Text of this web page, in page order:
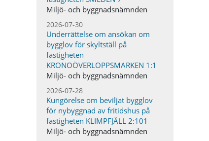
Miljö- och byggnadsnämnden
2026-07-30
Underrättelse om ansökan om
bygglov för skyltställ på
fastigheten
KRONOÖVERLOPPSMARKEN 1:1
Miljö- och byggnadsnämnden
2026-07-28
Kungörelse om beviljat bygglov
för nybyggnad av fritidshus på
fastigheten KLIMPFJÄLL 2:101
Miljö- och byggnadsnämnden